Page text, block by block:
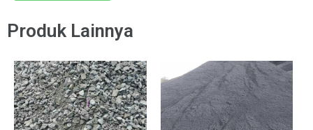
Produk Lainnya